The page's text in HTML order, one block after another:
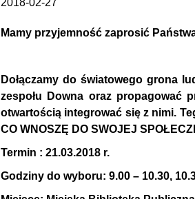
2018-02-27
Mamy przyjemność zaprosić
Dołączamy do światowego grona
zespołu Downa oraz propagować
otwartością integrować się z nimi.
CO WNOSZĘ DO SWOJEJ
Termin : 21.03.2018 r.
Godziny do wyboru: 9.00 – 10.30,